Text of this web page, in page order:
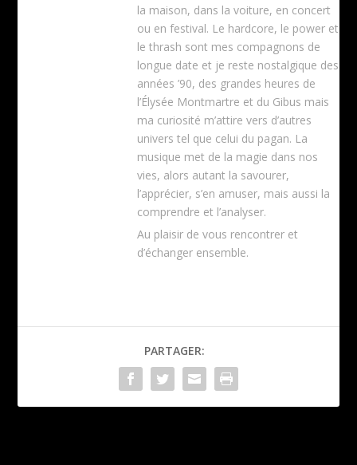
la maison, dans la voiture, en concert
ou en festival. Le hardcore, le power et
le thrash sont mes compagnons de
longue date et je reste nostalgique des
années ’90, des grandes heures de
l’Élysée Montmartre et du Gibus mais
ma curiosité m’attire vers d’autres
univers tel que celui du pagan. La
musique met de la magie dans nos
vies, alors autant la savourer,
l’apprécier, s’en amuser, mais aussi la
comprendre et l’analyser.
Au plaisir de vous rencontrer et
d’échanger ensemble.
PARTAGER: